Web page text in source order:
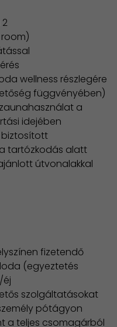
wellness részlegére
függvényében)
a
idejében
biztosított
tartózkodás alatt
útvonalakkal
fizetendő
(egyeztetés
éj
szolgáltatásokat
pótágyon
a teljes csomagárból